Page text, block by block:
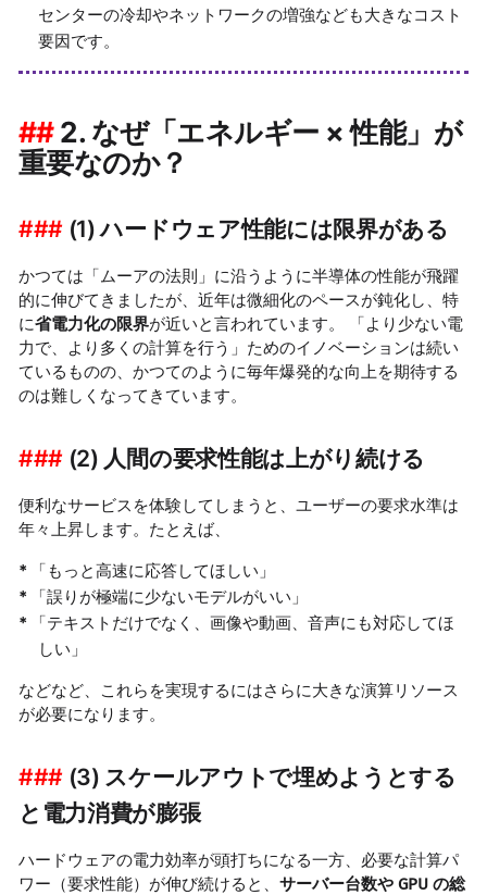
センターの冷却やネットワークの増強なども大きなコスト
要因です。
2. なぜ「エネルギー × 性能」が
重要なのか？
(1) ハードウェア性能には限界がある
かつては「ムーアの法則」に沿うように半導体の性能が飛躍
的に伸びてきましたが、近年は微細化のペースが鈍化し、特
に省電力化の限界が近いと言われています。 「より少ない電
力で、より多くの計算を行う」ためのイノベーションは続い
ているものの、かつてのように毎年爆発的な向上を期待する
のは難しくなってきています。
(2) 人間の要求性能は上がり続ける
便利なサービスを体験してしまうと、ユーザーの要求水準は
年々上昇します。たとえば、
「もっと高速に応答してほしい」
「誤りが極端に少ないモデルがいい」
「テキストだけでなく、画像や動画、音声にも対応してほ
しい」
などなど、これらを実現するにはさらに大きな演算リソース
が必要になります。
(3) スケールアウトで埋めようとする
と電力消費が膨張
ハードウェアの電力効率が頭打ちになる一方、必要な計算パ
ワー（要求性能）が伸び続けると、 サーバー台数や GPU の総